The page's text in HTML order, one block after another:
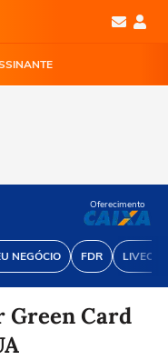
NEGÓCIO FDR
Oferecimento
Green Card